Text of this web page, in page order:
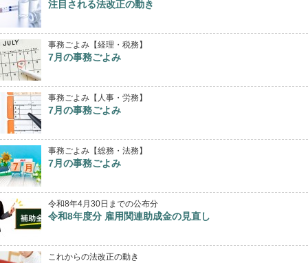
注目される法改正の動き
事務ごよみ【経理・税務】
7月の事務ごよみ
事務ごよみ【人事・労務】
7月の事務ごよみ
事務ごよみ【総務・法務】
7月の事務ごよみ
令和8年4月30日までの公布分
令和8年度分 雇用関連助成金の見直し
これからの法改正の動き